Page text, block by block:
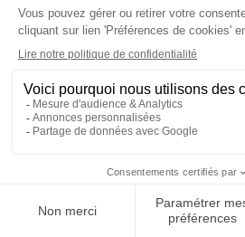
Protection des données personnelles